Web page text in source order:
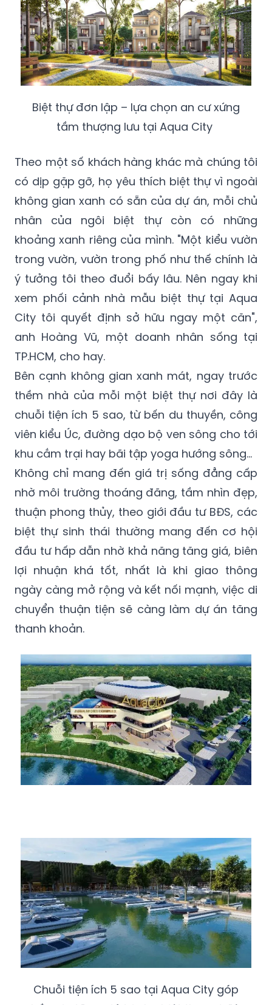
Biệt thự đơn lập – lựa chọn an cư xứng
tầm thượng lưu tại Aqua City
Theo một số khách hàng khác mà chúng tôi
có dịp gặp gỡ, họ yêu thích biệt thự vì ngoài
không gian xanh có sẵn của dự án, mỗi chủ
nhân của ngôi biệt thự còn có những
khoảng xanh riêng của mình. "Một kiểu vườn
trong vườn, vườn trong phố như thế chính là
ý tưởng tôi theo đuổi bấy lâu. Nên ngay khi
xem phối cảnh nhà mẫu biệt thự tại Aqua
City tôi quyết định sở hữu ngay một căn",
anh Hoàng Vũ, một doanh nhân sống tại
TP.HCM, cho hay.
Bên cạnh không gian xanh mát, ngay trước
thềm nhà của mỗi một biệt thự nơi đây là
chuỗi tiện ích 5 sao, từ bến du thuyền, công
viên kiểu Úc, đường dạo bộ ven sông cho tới
khu cắm trại hay bãi tập yoga hướng sông…
Không chỉ mang đến giá trị sống đẳng cấp
nhờ môi trường thoáng đãng, tầm nhìn đẹp,
thuận phong thủy, theo giới đầu tư BĐS, các
biệt thự sinh thái thường mang đến cơ hội
đầu tư hấp dẫn nhờ khả năng tăng giá, biên
lợi nhuận khá tốt, nhất là khi giao thông
ngày càng mở rộng và kết nối mạnh, việc di
chuyển thuận tiện sẽ càng làm dự án tăng
thanh khoản.
Chuỗi tiện ích 5 sao tại Aqua City góp